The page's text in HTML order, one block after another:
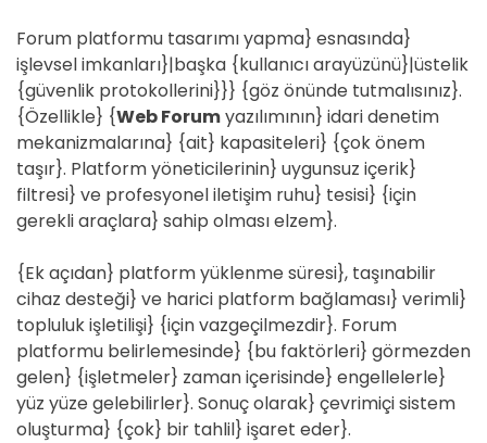
Forum platformu tasarımı yapma} esnasında}
işlevsel imkanları}|başka {kullanıcı arayüzünü}|üstelik
{güvenlik protokollerini}}} {göz önünde tutmalısınız}.
{Özellikle} {Web Forumyazılımının} idari denetim
mekanizmalarına} {ait} kapasiteleri} {çok önem
taşır}. Platform yöneticilerinin} uygunsuz içerik}
filtresi} ve profesyonel iletişim ruhu} tesisi} {için
gerekli araçlara} sahip olması elzem}.
{Ek açıdan} platform yüklenme süresi}, taşınabilir
cihaz desteği} ve harici platform bağlaması} verimli}
topluluk işletilişi} {için vazgeçilmezdir}. Forum
platformu belirlemesinde} {bu faktörleri} görmezden
gelen} {işletmeler} zaman içerisinde} engellelerle}
yüz yüze gelebilirler}. Sonuç olarak} çevrimiçi sistem
oluşturma} {çok} bir tahlil} işaret eder}.